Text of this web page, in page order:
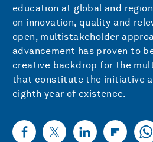
education at global and
on innovation, quality and
open, multistakeholder
advancement has proven to
creative backdrop for the
that constitute the initiative
eighth year of existence.